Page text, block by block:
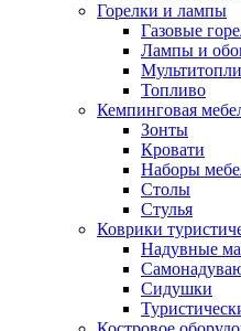
Горелки и лампы
Газовые
Лампы и
Топливо
Кемпинговая
Зонты
Кровати
Наборы
Столы
Стулья
Коврики
Надувные
Сидушки